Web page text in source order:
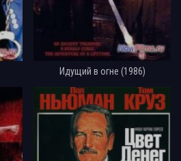
Идущий в огне (1986)